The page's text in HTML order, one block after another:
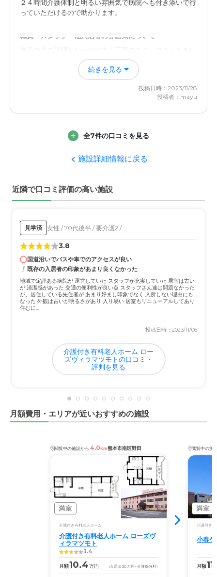
簡単にアクセスできることですね！例えば、駅やバス停が
近くにあったり、高速道路の出口が近くにあったりする
料金費用について
安ければやすいだけいい、しかしそれではサービスが落ち
ては本末転倒やれやれでも安ければやすいだけいい。
２４時間介護体制と明るい雰囲気で病院へも付き添いで行
っていただけるので助かります。
職員・スタッフ・他入居者の雰囲気について
施設の方の説明もわかりやすく丁寧でスタッフさんもあい
さつがきちんと出来ていました。
施設の中は明るく掃除も行き届いており設備も充実してい
介護医療サービスについて
していただけるのと看護士さんとの連携でサポートしてい
ただけるので助かります
近隣環境や交通アクセスについて
少し街中から離れておりバスの便も不便で通うには大変そ
料金費用について
少し料金設定は高いかと思いましたがいろんなサービスを
考えると他の施設と比べると納得しています。
続きを見る
投稿日時：2023/11/28
投稿者：mayu
全7件の口コミを見る
施設詳細情報に戻る
近隣で口コミ評価の高い施設
見学済 女性 / 70代後半 / 要介護2 /
3.8
国道沿いでバスや車でのアクセスが良い
既存の入居者の印象があまり良くなかった
地域で定評ある病院が 運営していた スタッフが充実していた 居室は古い
が 清潔感があった 交通の便利性が良い点 スタッフさん達は問題なかった
が、居住している先住者が あまり好まし印象でなく 入所しない理由にも
なった 外観は古いが明るさがあり 入り易い 居室もリニューアルしてあり
住むに...
投稿日時：2023/11/06
介護付き有料老人ホーム ロー
ズヴィラマツモトの口コミ・
評判を見る
月額費用・エリアが近いおすすめの施設
閲覧中の施設から 4.0km熊本市南区野田
満室
介護付き有料老人ホーム
介護付き有料老人ホーム ローズヴ
ィラマツモト
3.4
月額10.4万円 (入居金30万円 +介護保険料)
閲覧中の施
満室
介護付き有
小春
月額